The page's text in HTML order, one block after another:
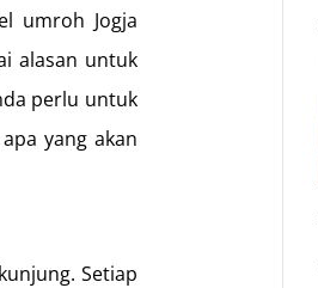
umroh Jogja
alasan untuk
perlu untuk
yang akan
Setiap